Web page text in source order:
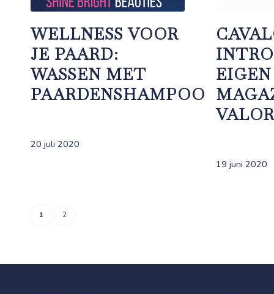
WELLNESS VOOR
JE PAARD:
WASSEN MET
PAARDENSHAMPOO
20 juli 2020
EIGEN
19 juni 2020
1 2